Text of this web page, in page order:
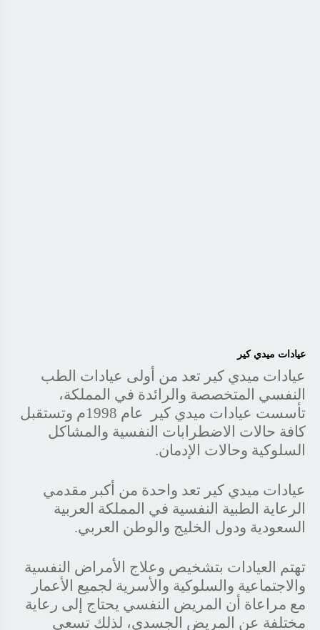
عيادات ميدي كير
عيادات ميدي كير تعد من أولى عيادات الطب
النفسي المتخصصة والرائدة في المملكة،
تأسست عيادات ميدي كير عام 1998م وتستقبل
كافة حالات الاضطرابات النفسية والمشاكل
السلوكية وحالات الإدمان.
عيادات ميدي كير تعد واحدة من أكبر مقدمي
الرعاية الطبية النفسية في المملكة العربية
السعودية ودول الخليج والوطن العربي.
تهتم العيادات بتشخيص وعلاج الأمراض النفسية
والاجتماعية والسلوكية والأسرية لجميع الأعمار
مع مراعاة أن المريض النفسي يحتاج إلى رعاية
مختلفة عن المريض الجسدي، لذلك تسعى